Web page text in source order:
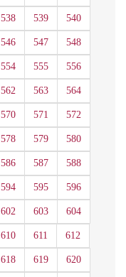
538 539 540
546 547 548
554 555 556
562 563 564
570 571 572
578 579 580
586 587 588
594 595 596
602 603 604
610 611 612
618 619 620